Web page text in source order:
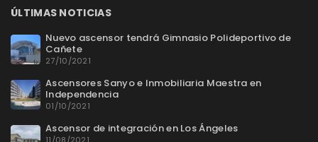
ÚLTIMAS NOTICIAS
Nuevo ascensor tendrá Gimnasio Polideportivo de
Cañete
27/10/2021
Ascensores Sanyo e Inmobiliaria Maestra en
Independencia
01/10/2021
Ascensor de integración en Los Ángeles